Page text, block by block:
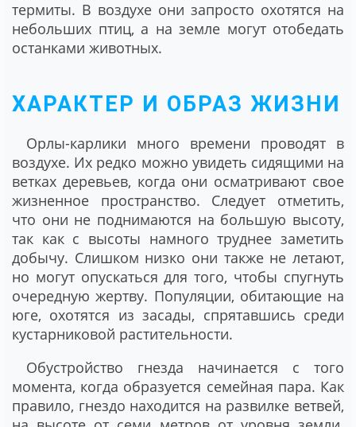
термиты. В воздухе они запросто охотятся на
небольших птиц, а на земле могут отобедать
останками животных.
ХАРАКТЕР И ОБРАЗ ЖИЗНИ
Орлы-карлики много времени проводят в
воздухе. Их редко можно увидеть сидящими на
ветках деревьев, когда они осматривают свое
жизненное пространство. Следует отметить,
что они не поднимаются на большую высоту,
так как с высоты намного труднее заметить
добычу. Слишком низко они также не летают,
но могут опускаться для того, чтобы спугнуть
очередную жертву. Популяции, обитающие на
юге, охотятся из засады, спрятавшись среди
кустарниковой растительности.
Обустройство гнезда начинается с того
момента, когда образуется семейная пара. Как
правило, гнездо находится на развилке ветвей,